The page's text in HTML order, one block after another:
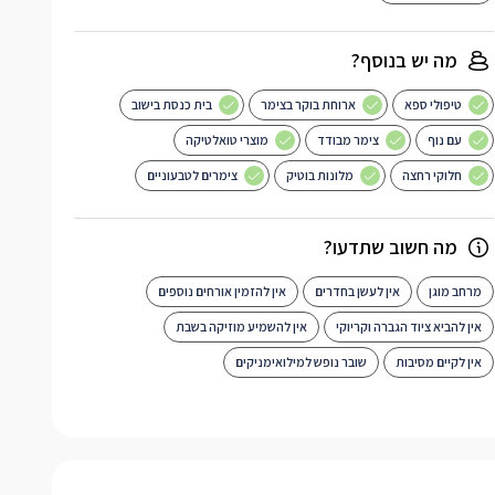
מה יש בנוסף?
טיפולי ספא ארוחת בוקר בצימר בית כנסת בישוב
עם נוף צימר מבודד מוצרי טואלטיקה
חלוקי רחצה מלונות בוטיק צימרים לטבעוניים
מה חשוב שתדעו?
מרחב מוגן אין לעשן בחדרים אין להזמין אורחים נוספים
אין להביא ציוד הגברה וקריוקי אין להשמיע מוזיקה בשבת
אין לקיים מסיבות שובר נופש למילואימניקים